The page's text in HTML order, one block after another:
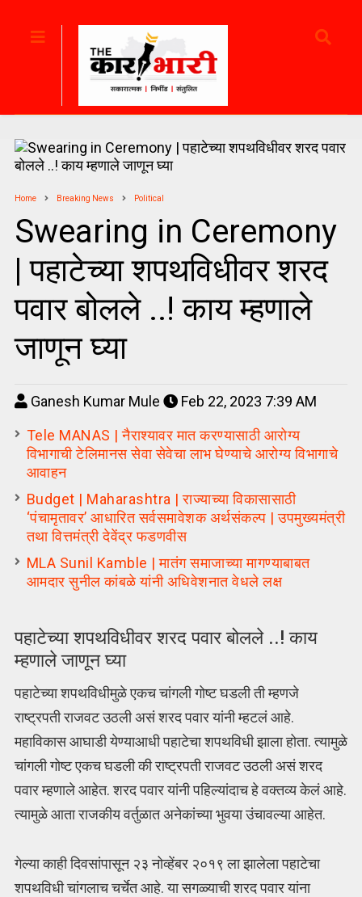
Home Breaking News Political
Swearing in Ceremony
| पहाटेच्या शपथविधीवर शरद
पवार बोलले ..! काय म्हणाले
जाणून घ्या
Ganesh Kumar Mule
Feb 22, 2023 7:39 AM
Tele MANAS | नैराश्यावर मात करण्यासाठी आरोग्य
विभागाची टेलिमानस सेवा सेवेचा लाभ घेण्याचे आरोग्य विभागाचे
आवाहन
Budget | Maharashtra | राज्याच्या विकासासाठी
‘पंचामृतावर’ आधारित सर्वसमावेशक अर्थसंकल्प | उपमुख्यमंत्री
तथा वित्तमंत्री देवेंद्र फडणवीस
MLA Sunil Kamble | मातंग समाजाच्या मागण्याबाबत
आमदार सुनील कांबळे यांनी अधिवेशनात वेधले लक्ष
पहाटेच्या शपथविधीवर शरद पवार बोलले ..! काय
म्हणाले जाणून घ्या
पहाटेच्या शपथविधीमुळे एकच चांगली गोष्ट घडली ती म्हणजे
राष्ट्रपती राजवट उठली असं शरद पवार यांनी म्हटलं आहे.
महाविकास आघाडी येण्याआधी पहाटेचा शपथविधी झाला होता. त्यामुळे
चांगली गोष्ट एकच घडली की राष्ट्रपती राजवट उठली असं शरद
पवार म्हणाले आहेत. शरद पवार यांनी पहिल्यांदाच हे वक्तव्य केलं आहे.
त्यामुळे आता राजकीय वर्तुळात अनेकांच्या भुवया उंचावल्या आहेत.
गेल्या काही दिवसांपासून २३ नोव्हेंबर २०१९ ला झालेला पहाटेचा
शपथविधी चांगलाच चर्चेत आहे. या सगळ्याची शरद पवार यांना